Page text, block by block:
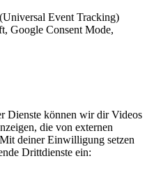
Event Tracking)
Google Consent Mode,
Dienste können wir dir Videos
die von externen
deiner Einwilligung setzen
Drittdienste ein: